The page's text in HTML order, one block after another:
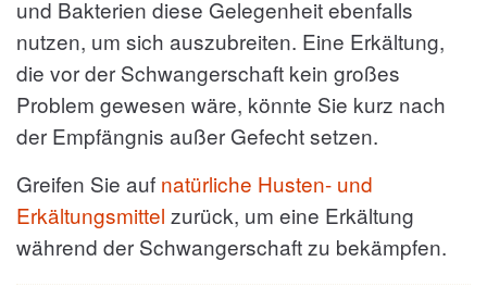
und Bakterien diese Gelegenheit ebenfalls
nutzen, um sich auszubreiten. Eine Erkältung,
die vor der Schwangerschaft kein großes
Problem gewesen wäre, könnte Sie kurz nach
der Empfängnis außer Gefecht setzen.
Greifen Sie auf natürliche Husten- und
Erkältungsmittel zurück, um eine Erkältung
während der Schwangerschaft zu bekämpfen.